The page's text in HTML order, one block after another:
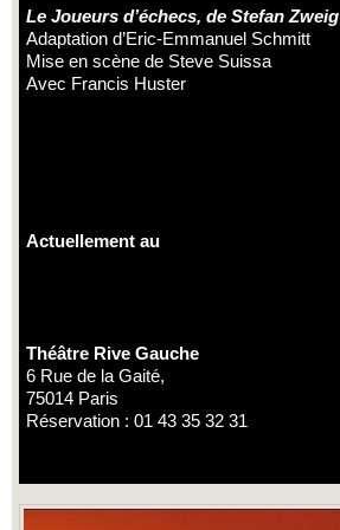
Le Joueurs d’échecs, de Stefan Zweig
Adaptation d’Eric-Emmanuel Schmitt
Mise en scène de Steve Suissa
Avec Francis Huster
Actuellement au
Théâtre Rive Gauche
6 Rue de la Gaité,
75014 Paris
Réservation : 01 43 35 32 31